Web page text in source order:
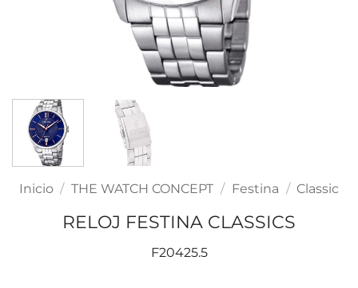
Inicio / THE WATCH CONCEPT / Festina / Classic
RELOJ FESTINA CLASSICS
F20425.5